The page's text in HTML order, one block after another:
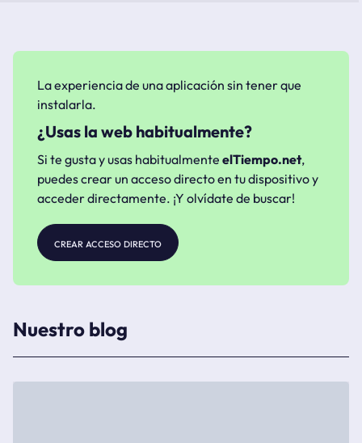
La experiencia de una aplicación sin tener que
instalarla.
¿Usas la web habitualmente?
Si te gusta y usas habitualmente elTiempo.net,
puedes crear un acceso directo en tu dispositivo y
acceder directamente. ¡Y olvídate de buscar!
crear acceso directo
Nuestro blog